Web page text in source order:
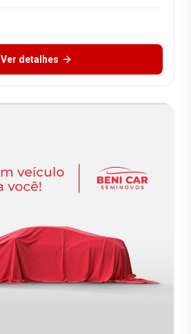
Ver detalhes